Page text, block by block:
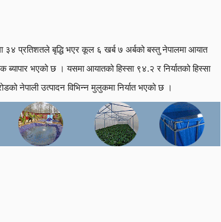
३४ प्रतिशतले बृद्धि भएर कूल ६ खर्ब ७ अर्बको बस्तु नेपालमा आयात
भएको छ । यसमा आयातको हिस्सा ९४.२ र निर्यातको हिस्सा
नेपाली उत्पादन विभिन्न मुलुकमा निर्यात भएको छ ।